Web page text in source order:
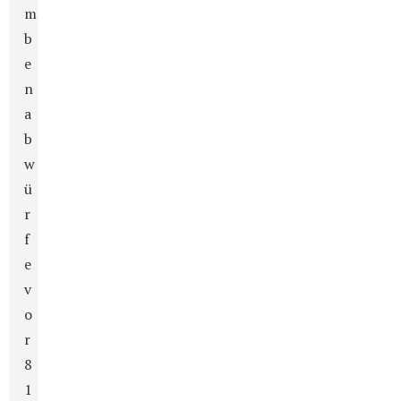
m
b
e
n
a
b
w
ü
r
f
e
v
o
r
8
1